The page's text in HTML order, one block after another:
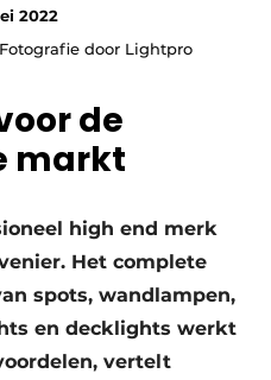
2022
Fotografie door Lightpro
de
markt
high end merk
Het complete
spots, wandlampen,
en decklights werkt
vertelt